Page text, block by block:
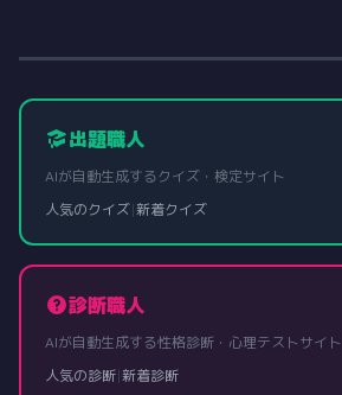
出題職人
AIが自動生成するクイズ・検定サイト
人気のクイズ|新着クイズ
診断職人
AIが自動生成する性格診断・心理テストサイト
人気の診断|新着診断